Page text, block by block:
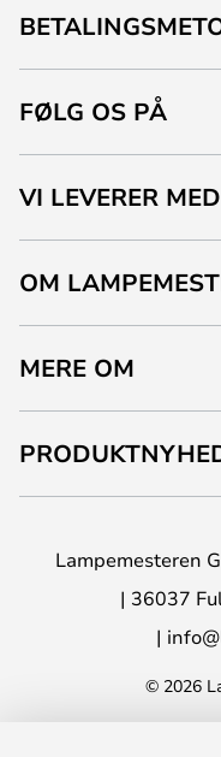
FØLG OS PÅ
VI LEVERER MED
OM
MERE OM
Lampemesteren
36037
© 2026